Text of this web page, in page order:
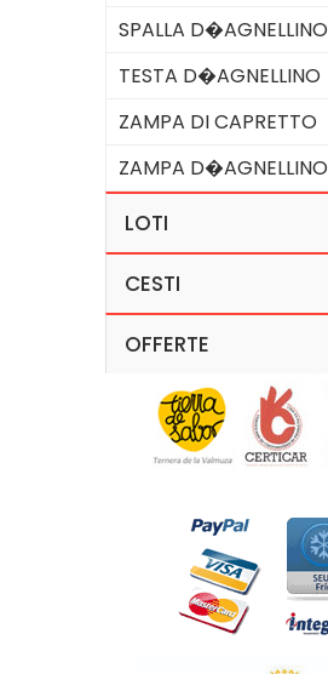
SPALLA D�AGNELLINO
TESTA D�AGNELLINO
ZAMPA DI CAPRETTO
ZAMPA D�AGNELLINO
LOTI
CESTI
OFFERTE